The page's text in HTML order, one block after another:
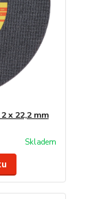
x 22,2 mm
Skladem